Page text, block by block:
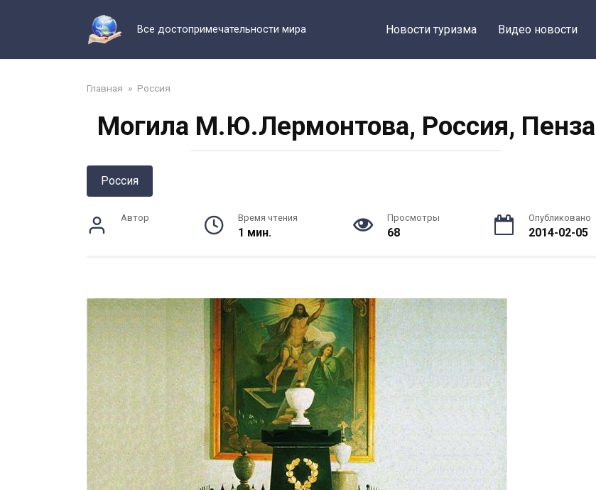
Все достопримечательности мира Новости туризма Видео новости
Главная » Россия
Могила М.Ю.Лермонтова, Россия, Пенза
Россия
Автор Время чтения
1 мин.
Просмотры
68
Опубликовано
2014-02-05